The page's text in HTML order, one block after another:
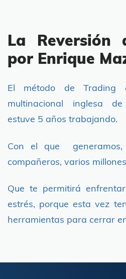
La Reversión
por Enrique
El método de Trading
multinacional inglesa
estuve 5 años trabajando.
Con el que
compañeros, varios
Que te permitirá
estrés, porque esta vez
herramientas para cerrar